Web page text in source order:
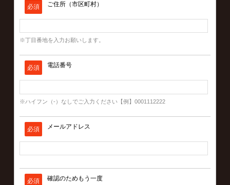
必須 ご住所（市区町村）
※丁目番地を入力お願いします。
必須 電話番号
※ハイフン（-）なしでご入力ください【例】0001112222
必須 メールアドレス
必須 確認のためもう一度